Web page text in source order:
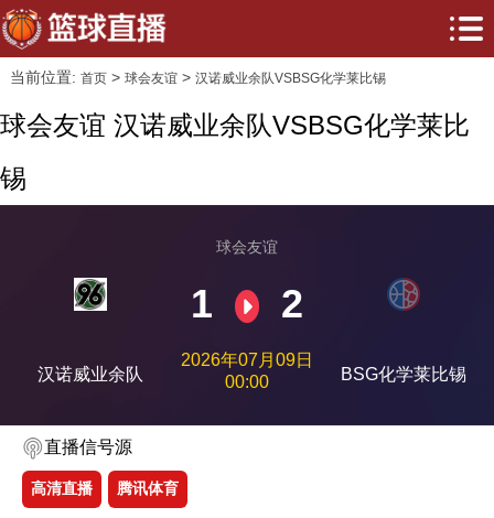
当前位置: 首页> 球会友谊> 汉诺威业余队VSBSG化学莱比锡
球会友谊 汉诺威业余队VSBSG化学莱比
锡
汉诺威业余队
球会友谊
1 2
2026年07月09日
00:00
BSG化学莱比锡
直播信号源
高清直播 腾讯体育